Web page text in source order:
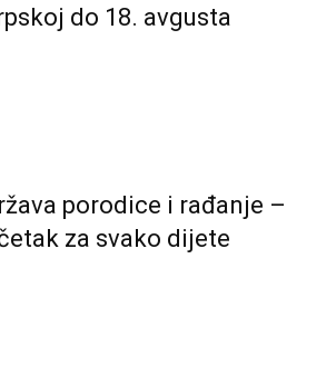
do 18. avgusta
porodice i rađanje –
za svako dijete